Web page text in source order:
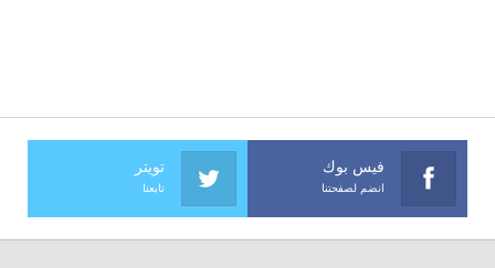
فيس بوك
انضم لصفحتنا
تويتر
تابعنا